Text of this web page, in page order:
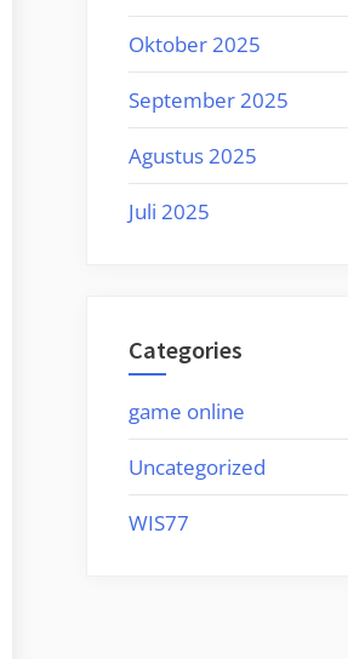
Oktober 2025
September 2025
Agustus 2025
Juli 2025
Categories
game online
Uncategorized
WIS77